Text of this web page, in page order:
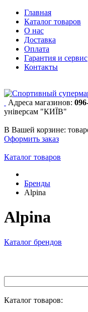
Главная
Каталог товаров
О нас
Доставка
Оплата
Гарантия и сервис
Контакты
Адреса магазинов:
універсам "КИЇВ"
В Вашей корзине:
Оформить заказ
Каталог товаров
Бренды
Alpina
Alpina
Каталог брендов
Каталог товаров: